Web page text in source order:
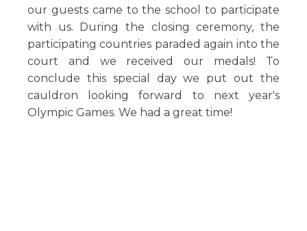
our guests came to the school to participate
with us. During the closing ceremony, the
participating countries paraded again into the
court and we received our medals! To
conclude this special day we put out the
cauldron looking forward to next year's
Olympic Games. We had a great time!